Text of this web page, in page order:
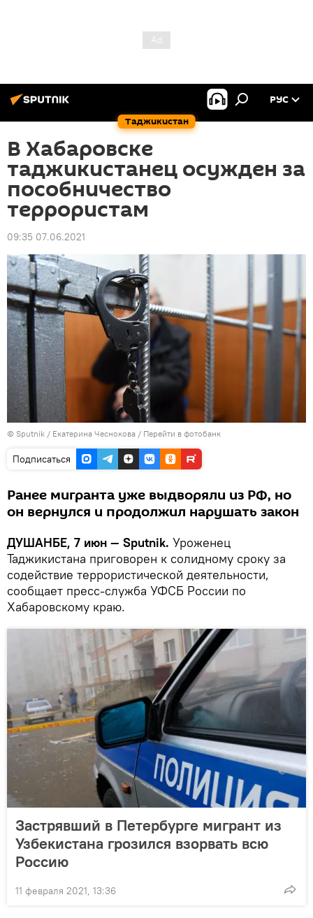
Таджикистан
РУС
В Хабаровске
таджикистанец осужден за
пособничество
террористам
09:35 07.06.2021
© Sputnik / Екатерина Чеснокова / Перейти в фотобанк
Подписаться
Ранее мигранта уже выдворяли из РФ, но
он вернулся и продолжил нарушать закон
ДУШАНБЕ, 7 июн — Sputnik. Уроженец
Таджикистана приговорен к солидному сроку за
содействие террористической деятельности,
сообщает пресс-служба УФСБ России по
Хабаровскому краю.
Застрявший в Петербурге мигрант из
Узбекистана грозился взорвать всю
Россию
11 февраля 2021, 13:36